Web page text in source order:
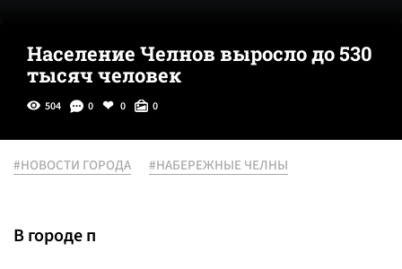
Население Челнов выросло до 530
тысяч человек
504 0 0 0
#НОВОСТИ ГОРОДА #НАБЕРЕЖНЫЕ ЧЕЛНЫ
В городе п